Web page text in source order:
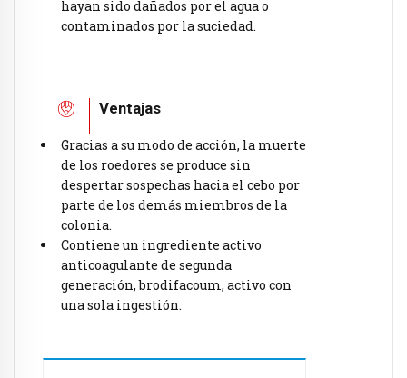
hayan sido dañados por el agua o
contaminados por la suciedad.
Ventajas
Gracias a su modo de acción, la muerte
de los roedores se produce sin
despertar sospechas hacia el cebo por
parte de los demás miembros de la
colonia.
Contiene un ingrediente activo
anticoagulante de segunda
generación, brodifacoum, activo con
una sola ingestión.